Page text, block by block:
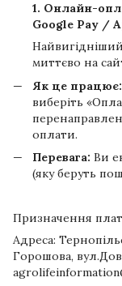
1. Онлайн-
Google Pay /
миттєво на
Як це працює:
виберіть
оплати.
Перевага: Ви
(яку беруть
Призначення
Адреса:
Горошова,